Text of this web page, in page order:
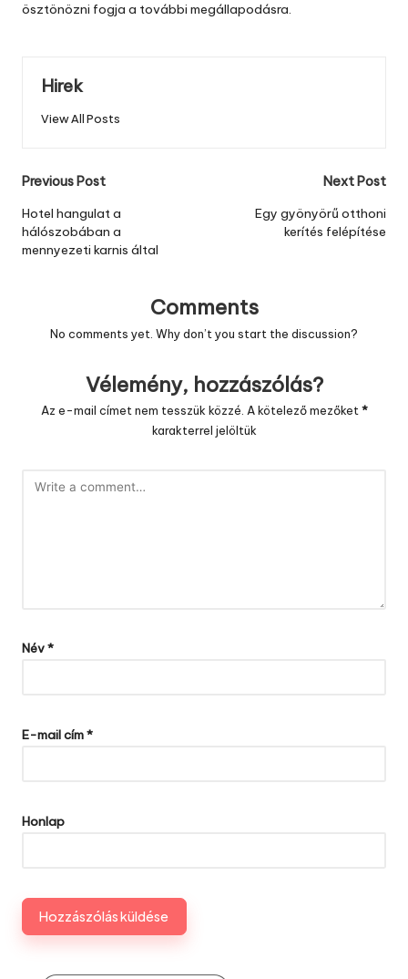
ösztönözni fogja a további megállapodásra.
Hirek
View All Posts
Post
navigation
Previous Post
Hotel hangulat a
hálószobában a
mennyezeti karnis által
Next Post
Egy gyönyörű otthoni
kerítés felépítése
Comments
No comments yet. Why don’t you start the discussion?
Vélemény, hozzászólás?
Az e-mail címet nem tesszük közzé. A kötelező mezőket*
karakterrel jelöltük
Név*
E-mail cím*
Honlap